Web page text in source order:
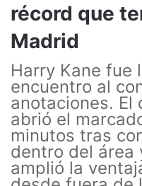
récord que
Madrid
Harry Kane fue
encuentro al
anotaciones. El
abrió el
minutos tras
dentro del área
amplió la